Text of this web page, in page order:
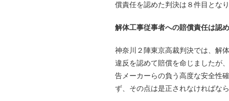
償責任を認めた判決は８件目とな
解体工事従事者への賠償責任は認
神奈川２陣東京高裁判決では、解
違反を認めて賠償を命じましたが
告メーカーらの負う高度な安全性
ず、その点は是正されなければな